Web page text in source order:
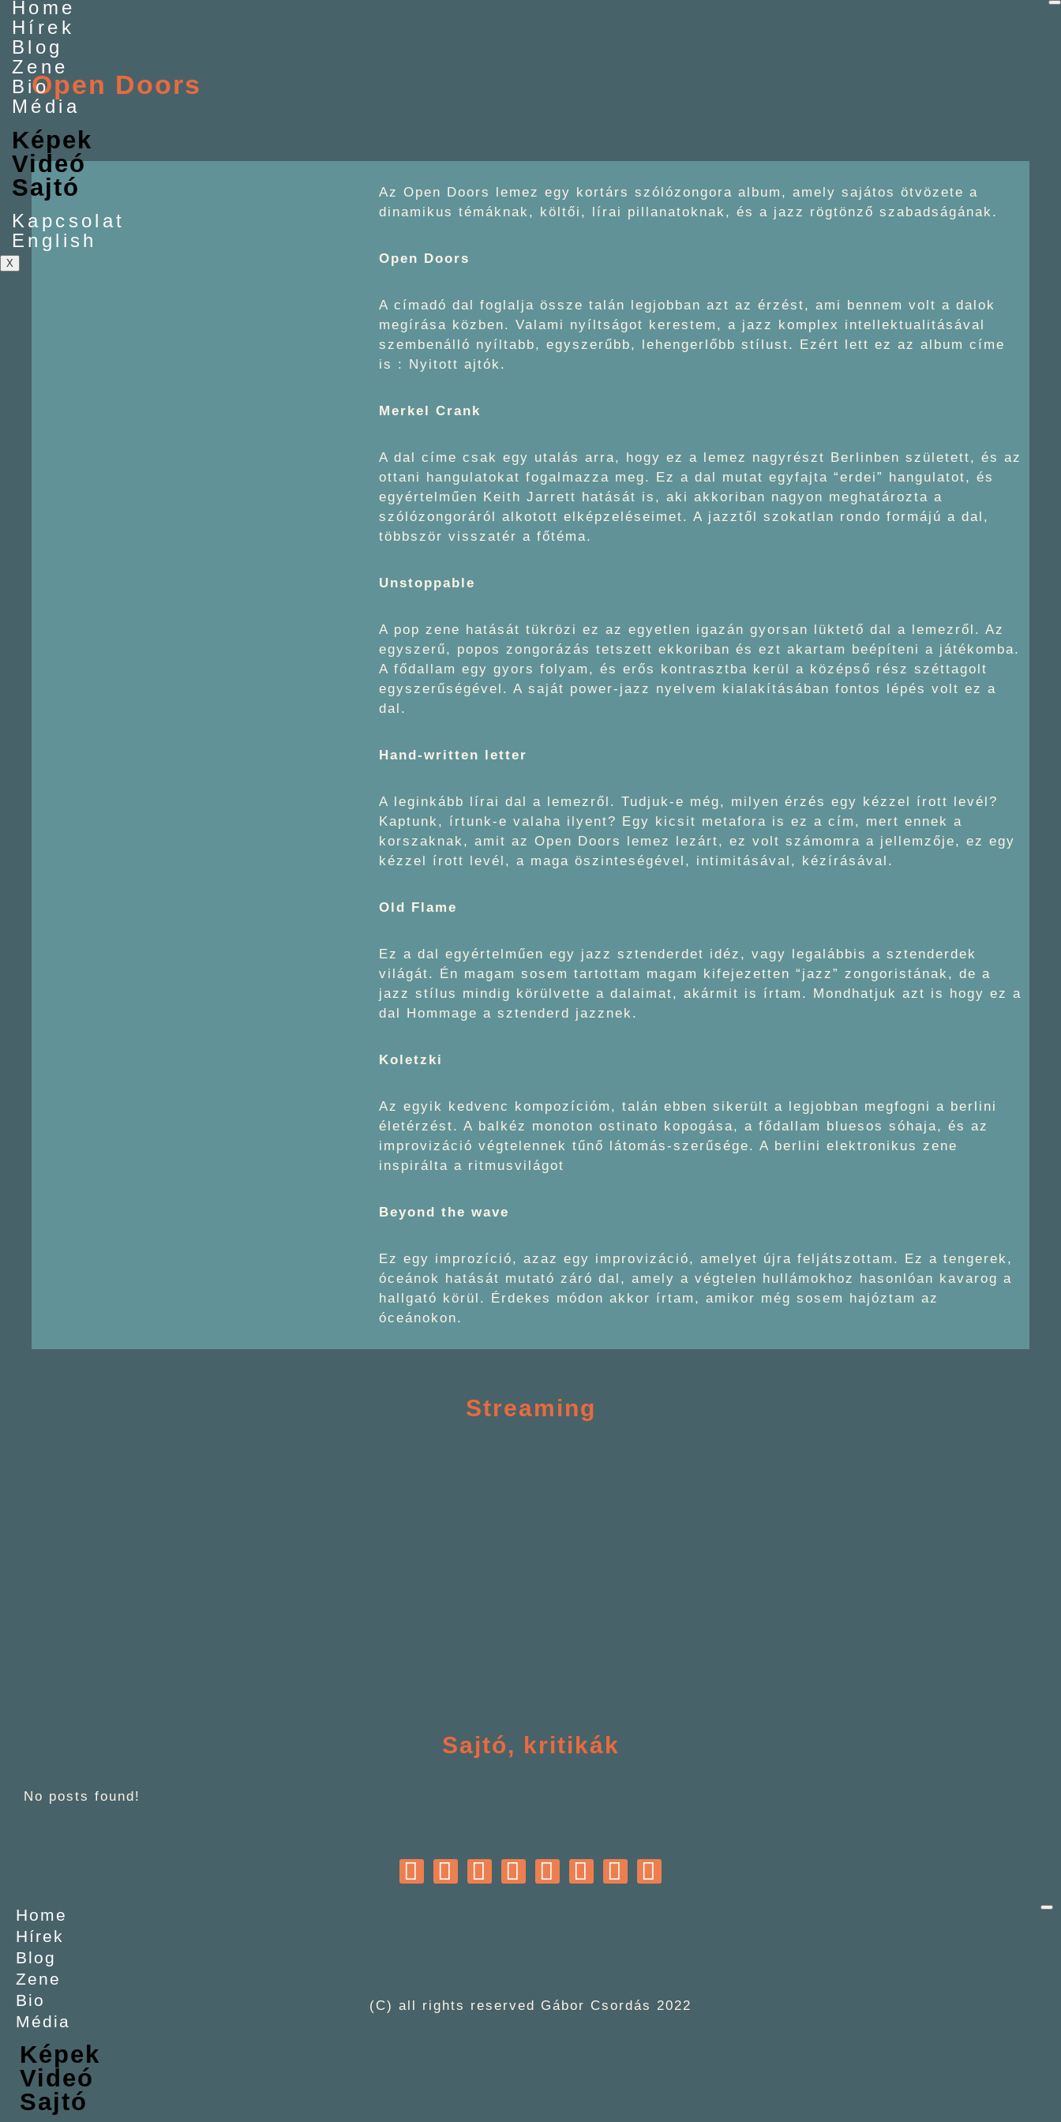
Home
Hírek
Blog
Zene
Bio
Média
Képek
Videó
Sajtó
Kapcsolat
English
X
Open Doors
Az Open Doors lemez egy kortárs szólózongora album, amely sajátos ötvözete a
dinamikus témáknak, költői, lírai pillanatoknak, és a jazz rögtönző szabadságának.
Open Doors
A címadó dal foglalja össze talán legjobban azt az érzést, ami bennem volt a dalok
megírása közben. Valami nyíltságot kerestem, a jazz komplex intellektualitásával
szembenálló nyíltabb, egyszerűbb, lehengerlőbb stílust. Ezért lett ez az album címe
is : Nyitott ajtók.
Merkel Crank
A dal címe csak egy utalás arra, hogy ez a lemez nagyrészt Berlinben született, és az
ottani hangulatokat fogalmazza meg. Ez a dal mutat egyfajta “erdei” hangulatot, és
egyértelműen Keith Jarrett hatását is, aki akkoriban nagyon meghatározta a
szólózongoráról alkotott elképzeléseimet. A jazztől szokatlan rondo formájú a dal,
többször visszatér a főtéma.
Unstoppable
A pop zene hatását tükrözi ez az egyetlen igazán gyorsan lüktető dal a lemezről. Az
egyszerű, popos zongorázás tetszett ekkoriban és ezt akartam beépíteni a játékomba.
A fődallam egy gyors folyam, és erős kontrasztba kerül a középső rész széttagolt
egyszerűségével. A saját power-jazz nyelvem kialakításában fontos lépés volt ez a
dal.
Hand-written letter
A leginkább lírai dal a lemezről. Tudjuk-e még, milyen érzés egy kézzel írott levél?
Kaptunk, írtunk-e valaha ilyent? Egy kicsit metafora is ez a cím, mert ennek a
korszaknak, amit az Open Doors lemez lezárt, ez volt számomra a jellemzője, ez egy
kézzel írott levél, a maga öszinteségével, intimitásával, kézírásával.
Old Flame
Ez a dal egyértelműen egy jazz sztenderdet idéz, vagy legalábbis a sztenderdek
világát. Én magam sosem tartottam magam kifejezetten “jazz” zongoristának, de a
jazz stílus mindig körülvette a dalaimat, akármit is írtam. Mondhatjuk azt is hogy ez a
dal Hommage a sztenderd jazznek.
Koletzki
Az egyik kedvenc kompozícióm, talán ebben sikerült a legjobban megfogni a berlini
életérzést. A balkéz monoton ostinato kopogása, a fődallam bluesos sóhaja, és az
improvizáció végtelennek tűnő látomás-szerűsége. A berlini elektronikus zene
inspirálta a ritmusvilágot
Beyond the wave
Ez egy improzíció, azaz egy improvizáció, amelyet újra feljátszottam. Ez a tengerek,
óceánok hatását mutató záró dal, amely a végtelen hullámokhoz hasonlóan kavarog a
hallgató körül. Érdekes módon akkor írtam, amikor még sosem hajóztam az
óceánokon.
Streaming
Sajtó, kritikák
No posts found!
Home
Hírek
Blog
Zene
Bio
Média
Képek
Videó
Sajtó
(C) all rights reserved Gábor Csordás 2022